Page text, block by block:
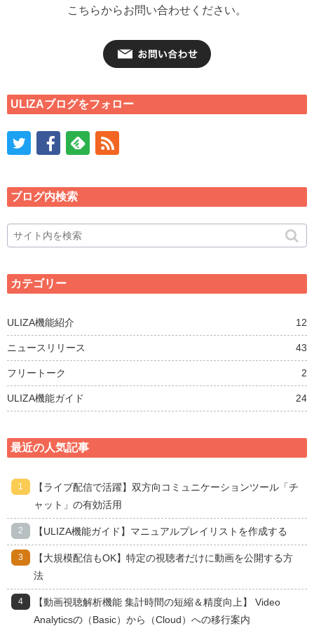
こちらからお問い合わせください。
ULIZAブログをフォロー
ブログ内検索
カテゴリー
ULIZA機能紹介 12
ニュースリリース 43
フリートーク 2
ULIZA機能ガイド 24
最近の人気記事
【ライブ配信で活躍】双方向コミュニケーションツール「チ
ャット」の有効活用
【ULIZA機能ガイド】マニュアルプレイリストを作成する
【大規模配信もOK】特定の視聴者だけに動画を公開する方
法
【動画視聴解析機能 集計時間の短縮＆精度向上】 Video
Analyticsの（Basic）から（Cloud）への移行案内